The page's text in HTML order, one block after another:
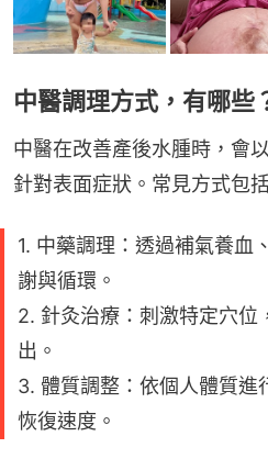
中醫調理方式，有哪些
中醫在改善產後水腫時，會
針對表面症狀。常見方式包括
1. 中藥調理：透過補氣養血
謝與循環。
2. 針灸治療：刺激特定穴位
出。
3. 體質調整：依個人體質進
恢復速度。